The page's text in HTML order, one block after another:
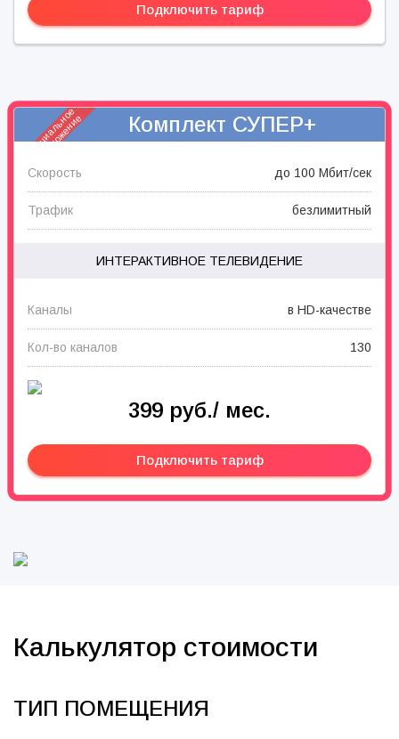
Подключить тариф
специальное
предложение Комплект СУПЕР+
Скорость до 100 Мбит/сек
Трафик безлимитный
ИНТЕРАКТИВНОЕ ТЕЛЕВИДЕНИЕ
Каналы в HD-качестве
Кол-во каналов 130
399 руб./ мес.
Подключить тариф
Калькулятор стоимости
ТИП ПОМЕЩЕНИЯ